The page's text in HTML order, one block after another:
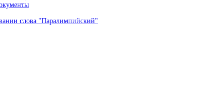
слова "Паралимпийский"